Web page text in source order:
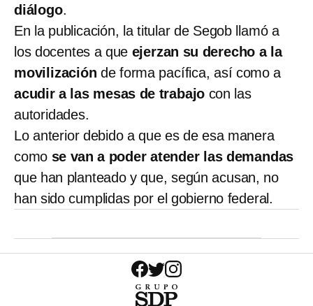
diálogo.
En la publicación, la titular de Segob llamó a
los docentes a que ejerzan su derecho a la
movilización de forma pacífica, así como a
acudir a las mesas de trabajo con las
autoridades.
Lo anterior debido a que es de esa manera
como se van a poder atender las demandas
que han planteado y que, según acusan, no
han sido cumplidas por el gobierno federal.